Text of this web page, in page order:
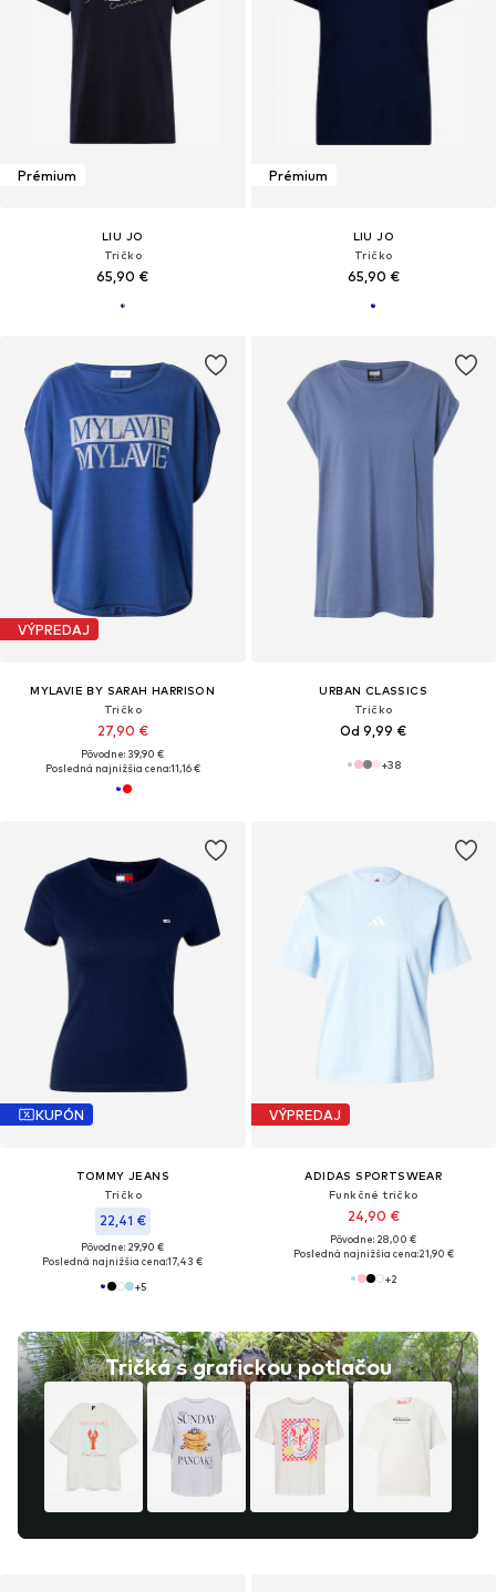
Prémium
LIU JO
Tričko
65,90 €
Prémium
LIU JO
Tričko
65,90 €
VÝPREDAJ
MYLAVIE BY SARAH HARRISON
Tričko
27,90 €
Pôvodne: 39,90 €
Posledná najnižšia cena:11,16 €
URBAN CLASSICS
Tričko
Od 9,99 €
+38
KUPÓN
TOMMY JEANS
Tričko
22,41 €
Pôvodne: 29,90 €
Posledná najnižšia cena:17,43 €
+5
Tričká s grafickou potlačou
VÝPREDAJ
ADIDAS SPORTSWEAR
Funkčné tričko
24,90 €
Pôvodne: 28,00 €
Posledná najnižšia cena:21,90 €
+2